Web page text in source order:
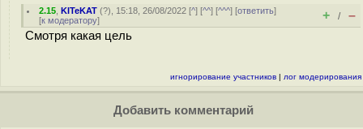
2.15 ,KITeKAT (?), 15:18, 26/08/2022 [^] [^^] [^^^] [ответить]
[к модератору] + / –
Смотря какая цель
игнорирование участников | лог модерирования
Добавить комментарий